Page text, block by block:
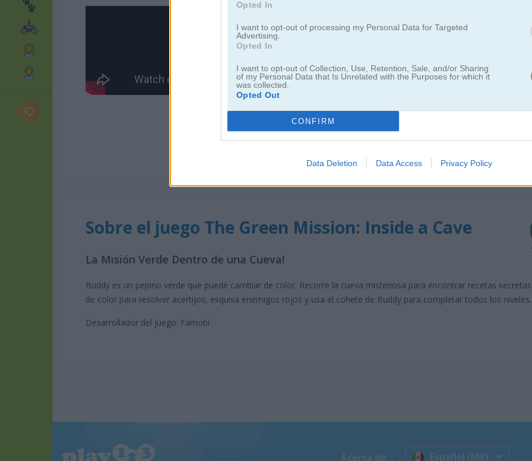
Opted In
I want to opt-out of processing my Personal Data for Targeted
Advertising.
Opted In
I want to opt-out of Collection, Use, Retention, Sale, and/or Sharing
of my Personal Data that Is Unrelated with the Purposes for which it
was collected.
Opted Out
CONFIRM
Data Deletion Data Access Privacy Policy
Sobre el juego The Green Mission: Inside a Cave
La Misión Verde Dentro de una Cueva!
Buddy es un pepino verde que puede cambiar de color. Recorre la cueva misteriosa para encontrar recetas
de color para resolver acertijos, esquiva enemigos rojos y usa el cohete de Buddy para completar todos los niveles.
Desarrollador del juego: Famobi
Acerca de Español (MX)